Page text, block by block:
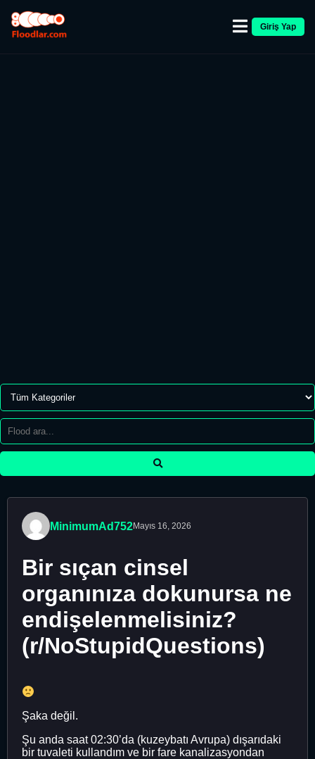
Giriş Yap
MinimumAd752Mayıs 16, 2026
Bir sıçan cinsel
organınıza dokunursa ne
endişelenmelisiniz?
(r/NoStupidQuestions)
Şaka değil.
Şu anda saat 02:30’da (kuzeybatı Avrupa) dışarıdaki
bir tuvaleti kullandım ve bir fare kanalizasyondan